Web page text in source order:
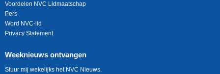
Voordelen NVC Lidmaatschap
Pers
Word NVC-lid
Privacy Statement
Weeknieuws ontvangen
Stuur mij wekelijks het NVC Nieuws.